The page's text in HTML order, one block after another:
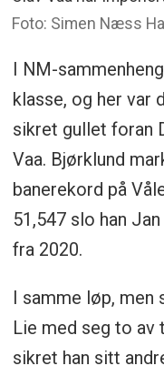
Foto: Simen Næss
I NM-
klasse, og her var
sikret gullet foran
Vaa. Bjørklund
banerekord på
51,547 slo han
fra 2020.
I samme løp, men
Lie med seg to av
sikret han sitt